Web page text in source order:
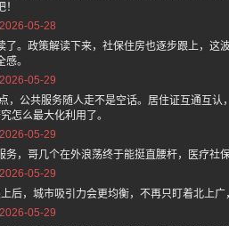
！
2026-05-28
。政策解读下来，社保住房也逐步跟上，这
感。
2026-05-29
公共服务随人走不是空话。居住证互通互认
怎么最大化利用了。
2026-05-29
，哥几个在外浪荡终于能挺直腰杆，医疗社
2026-05-29
，城市吸引力会更均衡，不再只盯着北上广
2026-05-29